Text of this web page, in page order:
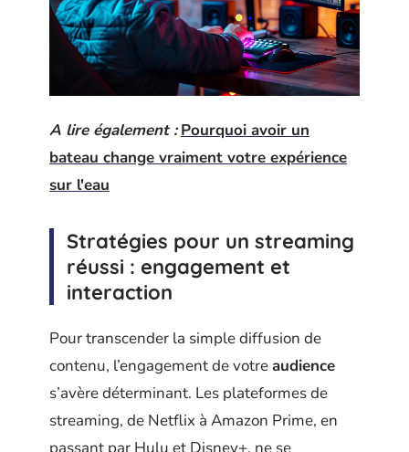
A lire également : Pourquoi avoir un
bateau change vraiment votre expérience
sur l'eau
Stratégies pour un streaming
réussi : engagement et
interaction
Pour transcender la simple diffusion de
contenu, l’engagement de votreaudience
s’avère déterminant. Les plateformes de
streaming, de Netflix à Amazon Prime, en